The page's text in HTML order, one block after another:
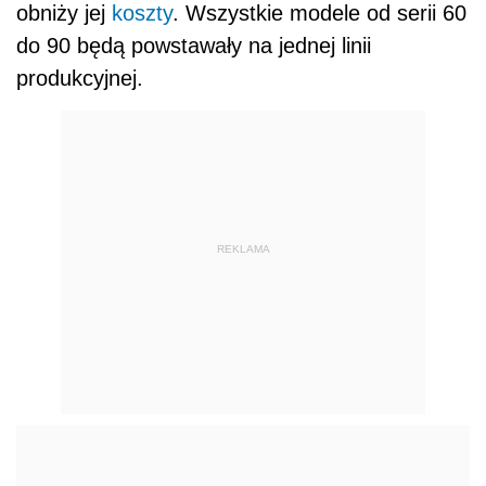
obniży jej koszty. Wszystkie modele od serii 60
do 90 będą powstawały na jednej linii
produkcyjnej.
REKLAMA